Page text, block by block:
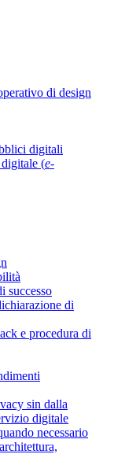
di design
digitali
(e-
successo
di
e procedura di
sin dalla
digitale
necessario